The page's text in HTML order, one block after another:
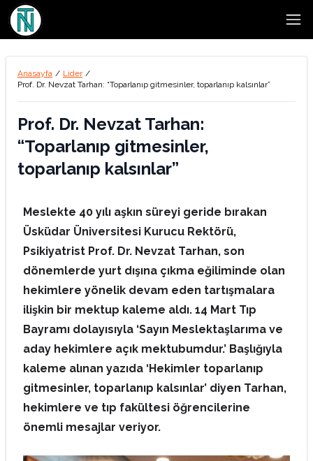
Anasayfa / Lider /
Prof. Dr. Nevzat Tarhan: “Toparlanıp gitmesinler, toparlanıp kalsınlar”
Prof. Dr. Nevzat Tarhan:
“Toparlanıp gitmesinler,
toparlanıp kalsınlar”
Meslekte 40 yılı aşkın süreyi geride bırakan
Üsküdar Üniversitesi Kurucu Rektörü,
Psikiyatrist Prof. Dr. Nevzat Tarhan, son
dönemlerde yurt dışına çıkma eğiliminde olan
hekimlere yönelik devam eden tartışmalara
ilişkin bir mektup kaleme aldı. 14 Mart Tıp
Bayramı dolayısıyla ‘Sayın Meslektaşlarıma ve
aday hekimlere açık mektubumdur.’ Başlığıyla
kaleme alınan yazıda ‘Hekimler toparlanıp
gitmesinler, toparlanıp kalsınlar’ diyen Tarhan,
hekimlere ve tıp fakültesi öğrencilerine
önemli mesajlar veriyor.